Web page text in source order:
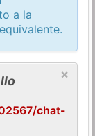
a la
×
chat-